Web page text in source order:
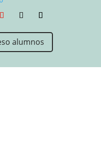
alumnos